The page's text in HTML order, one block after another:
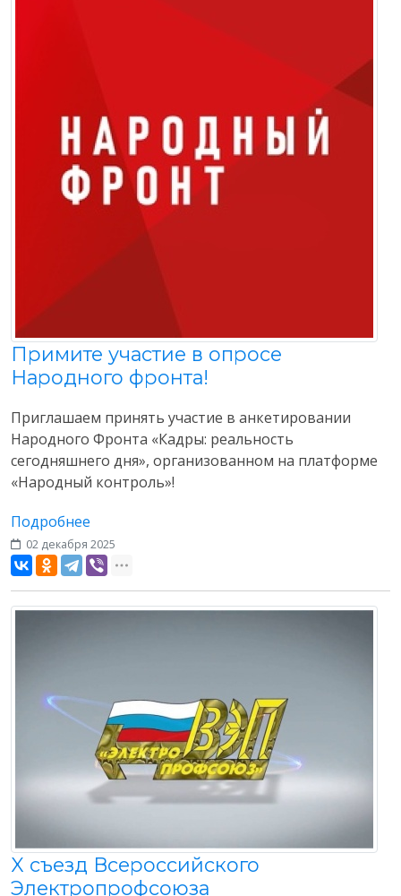
Примите участие в опросе
Народного фронта!
Приглашаем принять участие в анкетировании
Народного Фронта «Кадры: реальность
сегодняшнего дня», организованном на платформе
«Народный контроль»!
Подробнее
02 декабря 2025
X съезд Всероссийского
Электропрофсоюза